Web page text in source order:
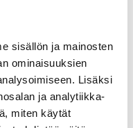
sisällön ja mainosten
ominaisuuksien
Lisäksi
ja analytiikka-
miten käytät
lisätiedot: